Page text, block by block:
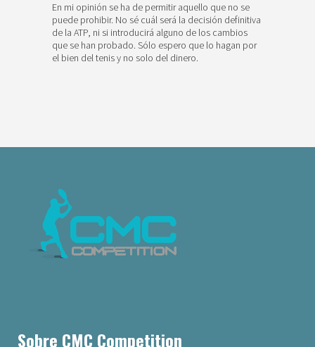
En mi opinión se ha de permitir aquello que no se
puede prohibir. No sé cuál será la decisión definitiva
de la ATP, ni si introducirá alguno de los cambios
que se han probado. Sólo espero que lo hagan por
el bien del tenis y no solo del dinero.
Sobre CMC Competition